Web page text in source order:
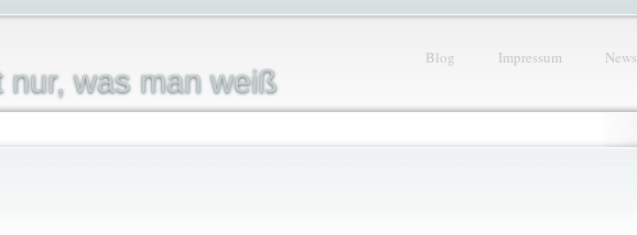
was man weiß
Blog Impressum News